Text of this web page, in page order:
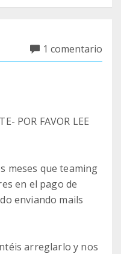
1 comentario
POR FAVOR LEE
meses que teaming
en el pago de
enviando mails
arreglarlo y nos